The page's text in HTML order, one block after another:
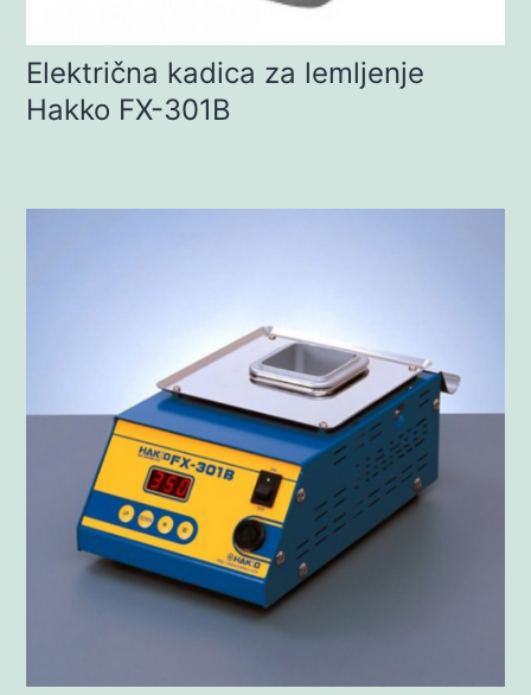
Električna kadica za lemljenje
Hakko FX-301B